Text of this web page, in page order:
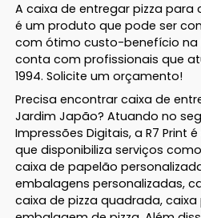
A caixa de entregar pizza
é um produto que pode ser
com ótimo custo-benefício na
conta com profissionais que
1994. Solicite um orçamento!
Precisa encontrar caixa de
Jardim Japão? Atuando no
Impressões Digitais, a R7 Print
que disponibiliza serviços
caixa de papelão
embalagens personalizadas,
caixa de pizza quadrada,